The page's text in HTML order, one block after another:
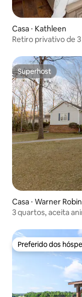
Casa ⋅ Kathleen
Retiro privativo de
Superhost
Superhost
Casa ⋅ Warner
3 quartos, aceita
Preferido dos
Preferido dos